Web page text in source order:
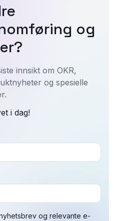
og
innsikt om OKR,
og spesielle
i dag!
og relevante e-